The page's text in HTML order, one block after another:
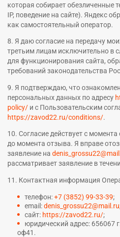
которая собирает обезличенные
IP, поведение на сайте). Яндекс
как самостоятельный оператор.
8. Я даю согласие на передачу
третьим лицам исключительно в
для функционирования сайта,
требований законодательства
9. Я подтверждаю, что
персональных данных по адресу
policy/ и с Пользовательским
https://zavod22.ru/conditions/.
10. Согласие действует с момента
до момента отзыва. Я вправе
заявление на
рассматривает заявление в
11. Контактная информация
телефон:+7 (3852) 99-33-39;
email:denis_grossu22@mail.ru
сайт: https://zavod22.ru/;
юридический адрес: 656067
оф41.